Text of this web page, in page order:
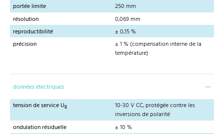
portée limite
250 mm
résolution
0,069 mm
reproductibilité
± 0,15 %
précision
± 1 % (compensation interne de la
température)
données électriques
tension de service UB
10-30 V CC, protégée contre les
inversions de polarité
ondulation résiduelle
± 10 %